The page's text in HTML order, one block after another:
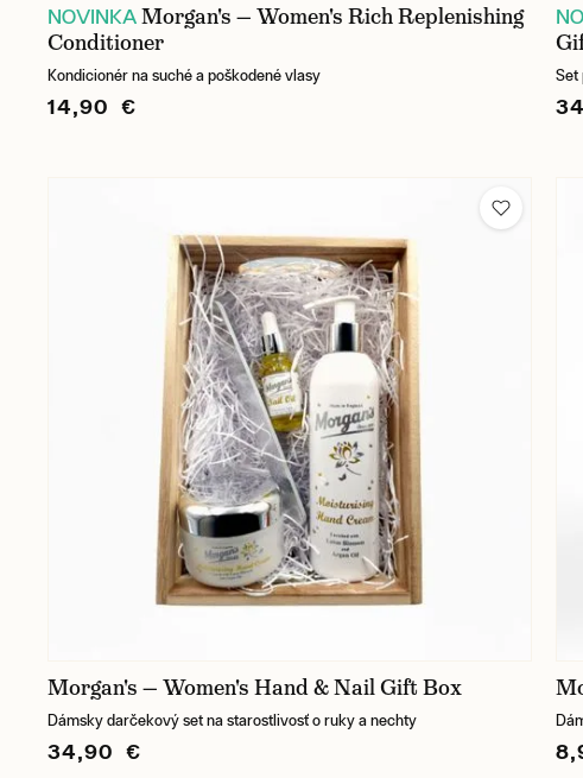
NOVINKAMorgan's — Women's Rich Replenishing
Conditioner
Kondicionér na suché a poškodené vlasy
14,90 €
Set
Morgan's — Women's Hand & Nail Gift Box
Dámsky darčekový set na starostlivosť o ruky a nechty
34,90 €